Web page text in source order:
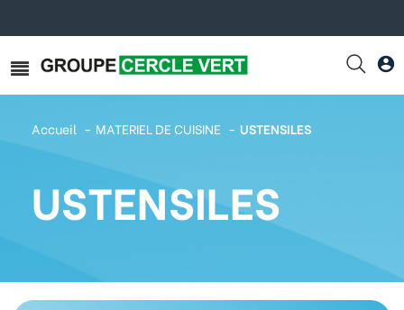
Accueil MATERIEL DE CUISINE USTENSILES
USTENSILES